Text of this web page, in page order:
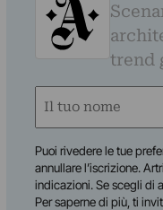
trend
Nome
Puoi rivedere le tue
annullare l’iscrizione.
indicazioni. Se scegli di
Per saperne di più, ti